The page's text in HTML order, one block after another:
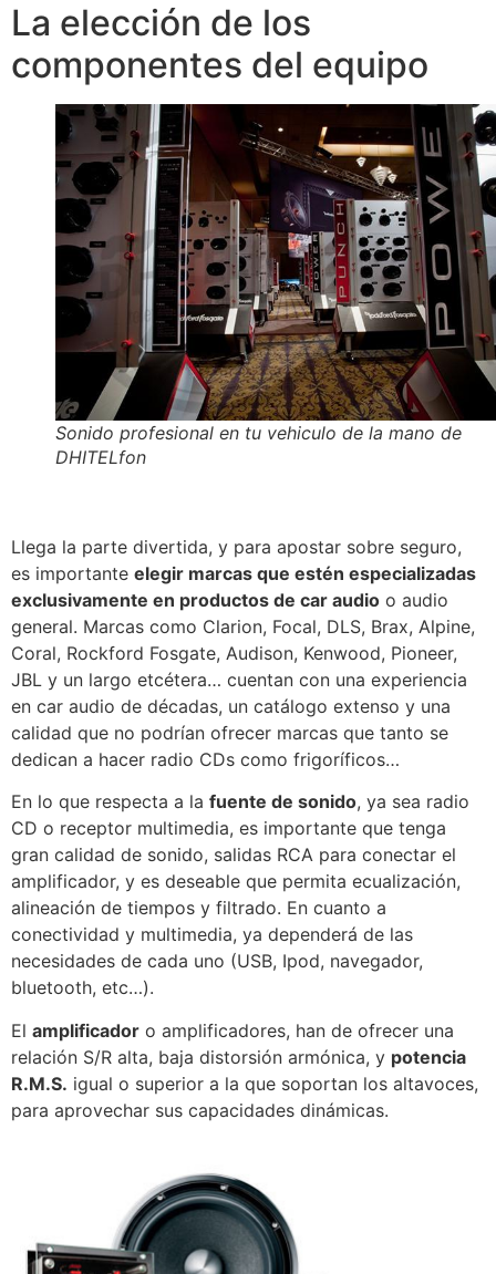
La elección de los
componentes del equipo
Sonido profesional en tu vehiculo de la mano de
DHITELfon
Llega la parte divertida, y para apostar sobre seguro,
es importante elegir marcas que estén especializadas
exclusivamente en productos de car audio o audio
general. Marcas como Clarion, Focal, DLS, Brax, Alpine,
Coral, Rockford Fosgate, Audison, Kenwood, Pioneer,
JBL y un largo etcétera… cuentan con una experiencia
en car audio de décadas, un catálogo extenso y una
calidad que no podrían ofrecer marcas que tanto se
dedican a hacer radio CDs como frigoríficos…
En lo que respecta a la fuente de sonido, ya sea radio
CD o receptor multimedia, es importante que tenga
gran calidad de sonido, salidas RCA para conectar el
amplificador, y es deseable que permita ecualización,
alineación de tiempos y filtrado. En cuanto a
conectividad y multimedia, ya dependerá de las
necesidades de cada uno (USB, Ipod, navegador,
bluetooth, etc…).
El amplificador o amplificadores, han de ofrecer una
relación S/R alta, baja distorsión armónica, y potencia
R.M.S. igual o superior a la que soportan los altavoces,
para aprovechar sus capacidades dinámicas.